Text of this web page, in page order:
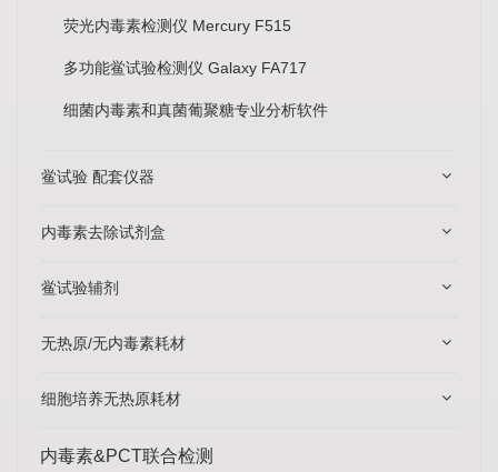
荧光内毒素检测仪 Mercury F515
多功能鲎试验检测仪 Galaxy FA717
细菌内毒素和真菌葡聚糖专业分析软件
鲎试验 配套仪器
内毒素去除试剂盒
鲎试验辅剂
无热原/无内毒素耗材
细胞培养无热原耗材
内毒素&PCT联合检测